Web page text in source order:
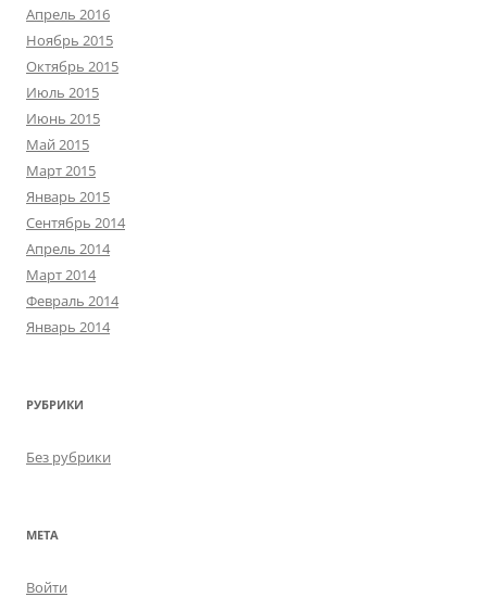
Апрель 2016
Ноябрь 2015
Октябрь 2015
Июль 2015
Июнь 2015
Май 2015
Март 2015
Январь 2015
Сентябрь 2014
Апрель 2014
Март 2014
Февраль 2014
Январь 2014
РУБРИКИ
Без рубрики
МЕТА
Войти